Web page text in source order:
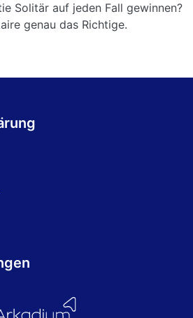
Solitär auf jeden Fall gewinnen?
genau das Richtige.